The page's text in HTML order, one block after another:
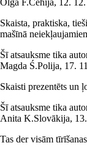
Olga F.Čehija, 12.
Skaista, praktiska,
mašīnā
Šī atsauksme tika
Magda Ś.Polija, 17.
Skaisti prezentēts un
Šī atsauksme tika
Anita K.Slovākija,
Tas der visām